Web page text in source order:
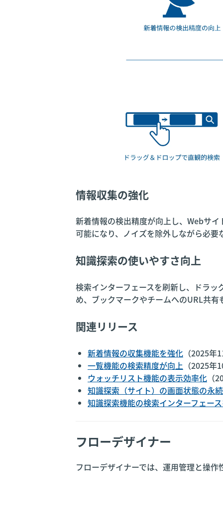
情報収集の強化
新着情報の検出精度が向上し、Webサ
可能になり、ノイズを除外しながら必要
知識探索の使いやすさ向上
検索インターフェースを刷新し、ドラ
め、ブックマークやチームへのURL共有
関連リリース
新着情報の収集機能を強化 （2025年
一覧機能の検索精度が向上 （2025年
ウォッチリスト機能の表示効率化 （
知識探索（サイト）の画面状態の永
知識探索機能の検索インターフェー
フローデザイナー
フローデザイナーでは、運用管理と操作